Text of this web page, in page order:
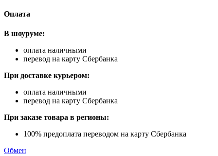
Оплата
В шоуруме:
оплата наличными
перевод на карту Сбербанка
При доставке курьером:
оплата наличными
перевод на карту Сбербанка
При заказе товара в регионы:
100% предоплата переводом на карту Сбербанка
Обмен